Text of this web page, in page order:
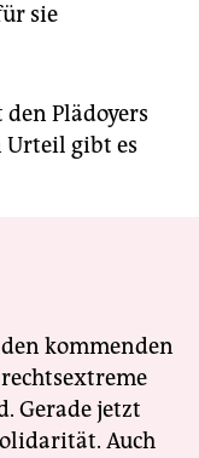
sie
Plädoyers
Urteil gibt es
kommenden
Gerade jetzt
Auch